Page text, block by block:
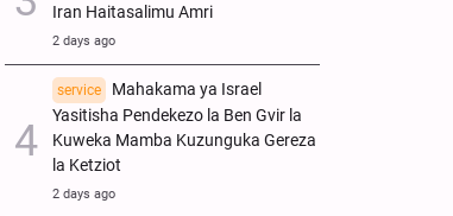
Iran Haitasalimu Amri
2 days ago
service
Mahakama ya Israel
Yasitisha Pendekezo la Ben Gvir la
Kuweka Mamba Kuzunguka Gereza
la Ketziot
2 days ago